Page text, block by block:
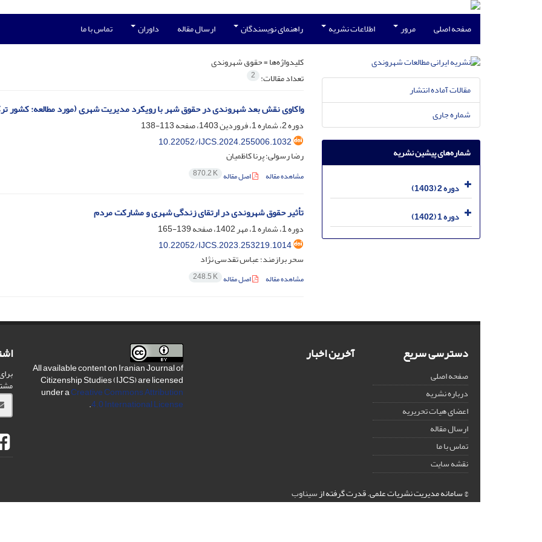
صفحه اصلی مرور اطلاعات نشریه راهنمای نویسندگان ارسال مقاله داوران تماس با ما
کلیدواژه‌ها =حقوق شهروندی
تعداد مقالات: 2
واکاوی نقش بعد شهروندی در حقوق شهر با رویکرد مدیریت شهری (مورد مطالعه: کشور
دوره 2، شماره 1، فروردین 1403، صفحه
113-138
10.22052/IJCS.2024.255006.1032
رضا رسولی؛ پرنا کاظمیان
مشاهده مقاله اصل مقاله 870.2 K
تأثیر حقوق شهروندی در ارتقای زندگی شهری و مشارکت مردم
دوره 1، شماره 1، مهر 1402، صفحه
139-165
10.22052/IJCS.2023.253219.1014
سحر برازمند؛ عباس تقدسی نژاد
مشاهده مقاله اصل مقاله 248.5 K
مقالات آماده انتشار
شماره جاری
شماره‌های پیشین نشریه
دوره 2 (1403)
دوره 1 (1402)
دسترسی سریع
صفحه اصلی
درباره نشریه
اعضای هیات تحریریه
ارسال مقاله
تماس با ما
نقشه سایت
آخرین اخبار
All available content on Iranian Journal of
Citizenship Studies (IJCS) are licensed
under aCreative Commons Attribution
4.0 International License
.
© سامانه مدیریت نشریات علمی.قدرت گرفته ازسیناوب